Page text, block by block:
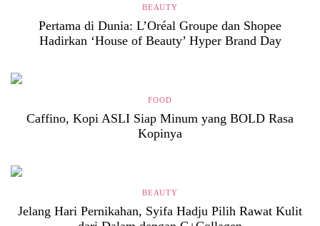
BEAUTY
Pertama di Dunia: L’Oréal Groupe dan Shopee
Hadirkan ‘House of Beauty’ Hyper Brand Day
FOOD
Caffino, Kopi ASLI Siap Minum yang BOLD Rasa
Kopinya
BEAUTY
Jelang Hari Pernikahan, Syifa Hadju Pilih Rawat Kulit